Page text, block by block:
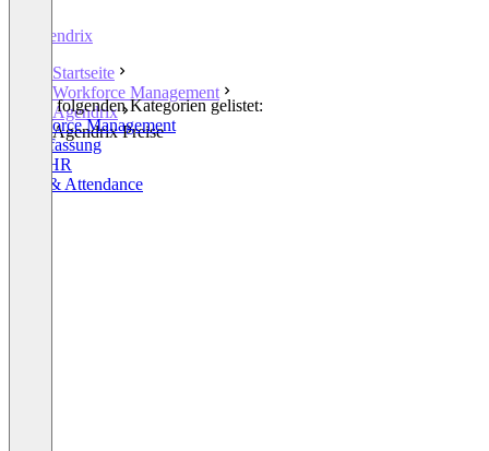
Agendrix
Startseite
Workforce Management
Agendrix
Agendrix Preise
In den folgenden Kategorien gelistet:
Workforce Management
Zeiterfassung
Core HR
Time & Attendance